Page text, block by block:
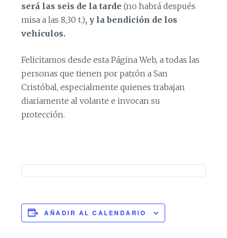
será las seis de la tarde(no habrá después
misa a las 8,30 t.), y la bendición de los
vehículos.
Felicitamos desde esta Página Web, a todas las
personas que tienen por patrón a San
Cristóbal, especialmente quienes trabajan
diariamente al volante e invocan su
protección.
AÑADIR AL CALENDARIO